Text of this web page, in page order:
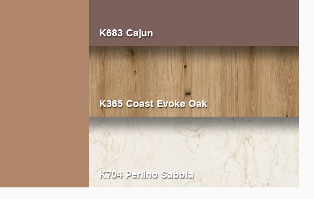
K514 Deep Sahara K530
K683 Cajun
K365 Coast Evoke Oak
K704 Perlino Sabbia